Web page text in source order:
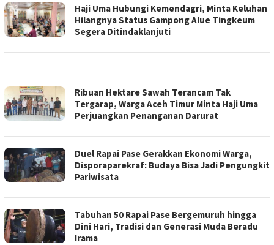
Haji Uma Hubungi Kemendagri, Minta Keluhan
Hilangnya Status Gampong Alue Tingkeum
Segera Ditindaklanjuti
Ribuan Hektare Sawah Terancam Tak
Tergarap, Warga Aceh Timur Minta Haji Uma
Perjuangkan Penanganan Darurat
Duel Rapai Pase Gerakkan Ekonomi Warga,
Disporaparekraf: Budaya Bisa Jadi Pengungkit
Pariwisata
Tabuhan 50 Rapai Pase Bergemuruh hingga
Dini Hari, Tradisi dan Generasi Muda Beradu
Irama